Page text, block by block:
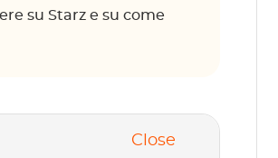
su Starz e su come
Close